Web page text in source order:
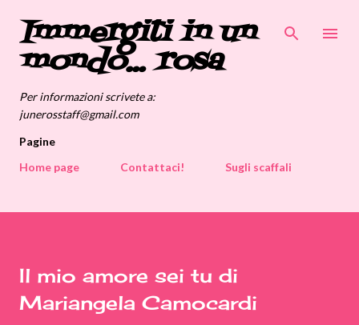
Passa ai contenuti principali
Immergiti in un
mondo... rosa
Per informazioni scrivete a:
junerosstaff@gmail.com
Pagine
Home page
Contattaci! Sugli scaffali
Il mio amore sei tu di
Mariangela Camocardi